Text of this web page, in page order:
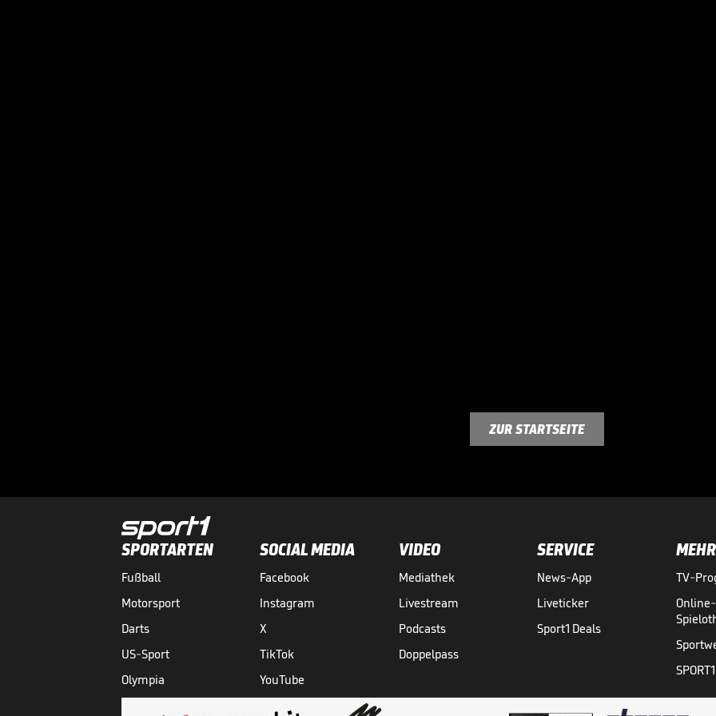
ZUR STARTSEITE
SPORTARTEN
Fußball
Motorsport
Darts
US-Sport
Olympia
SOCIAL MEDIA
Facebook
Instagram
X
TikTok
YouTube
VIDEO
Mediathek
Livestream
Podcasts
Doppelpass
SERVICE
News-App
Liveticker
Sport1 Deals
MEHR
TV-